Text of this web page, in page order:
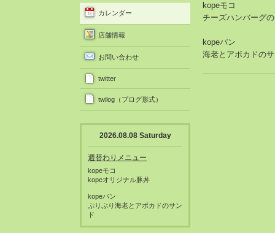
kopeモコ
チーズハンバーグ
kopeパン
海老とアボカドの
カレンダー
店舗情報
お問い合わせ
twitter
twilog（ブログ形式）
2026.08.08 Saturday
週替わりメニュー
kopeモコ
kopeオリジナル豚丼
kopeパン
ぷりぷり海老とアボカドのサン
ド